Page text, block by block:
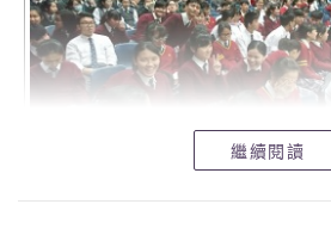
繼續閱讀